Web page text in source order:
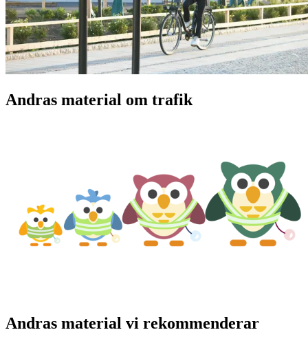
Andras material om trafik
Andras material vi rekommenderar